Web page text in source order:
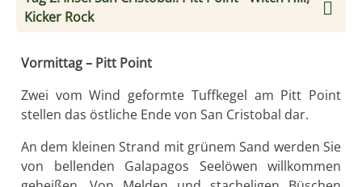
Kicker Rock
Vormittag – Pitt Point
Zwei vom Wind geformte Tuffkegel am Pitt Point
stellen das östliche Ende von San Cristobal dar.
An dem kleinen Strand mit grünem Sand werden Sie
von bellenden Galapagos Seelöwen willkommen